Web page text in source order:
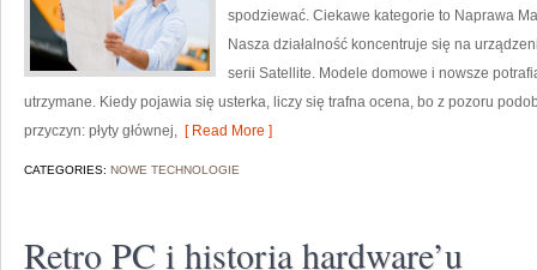
spodziewać. Ciekawe kategorie to Naprawa
Nasza działalność koncentruje się na
serii Satellite. Modele domowe i nowsze
utrzymane. Kiedy pojawia się usterka, liczy się trafna ocena, bo z pozoru
przyczyn: płyty głównej, [ Read More ]
CATEGORIES: NOWE TECHNOLOGIE
Retro PC i historia hardware’u